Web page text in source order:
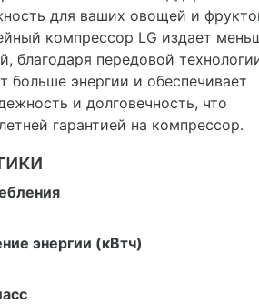
для ваших овощей и
компрессор LG издает
благодаря передовой
больше энергии и обеспечивает
и долговечность, что
гарантией на компрессор.
энергии (кВтч)